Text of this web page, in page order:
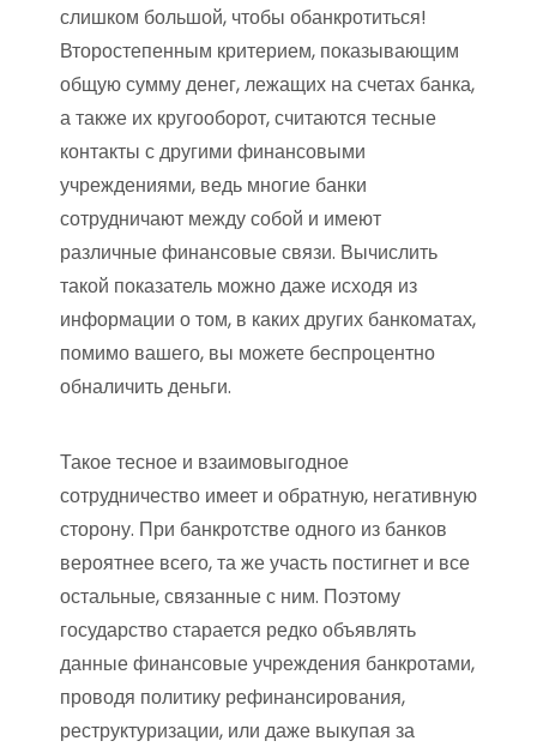
слишком большой, чтобы обанкротиться!
Второстепенным критерием, показывающим
общую сумму денег, лежащих на счетах банка,
а также их кругооборот, считаются тесные
контакты с другими финансовыми
учреждениями, ведь многие банки
сотрудничают между собой и имеют
различные финансовые связи. Вычислить
такой показатель можно даже исходя из
информации о том, в каких других банкоматах,
помимо вашего, вы можете беспроцентно
обналичить деньги.
Такое тесное и взаимовыгодное
сотрудничество имеет и обратную, негативную
сторону. При банкротстве одного из банков
вероятнее всего, та же участь постигнет и все
остальные, связанные с ним. Поэтому
государство старается редко объявлять
данные финансовые учреждения банкротами,
проводя политику рефинансирования,
реструктуризации, или даже выкупая за